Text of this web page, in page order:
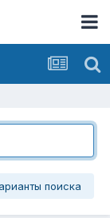
поиска